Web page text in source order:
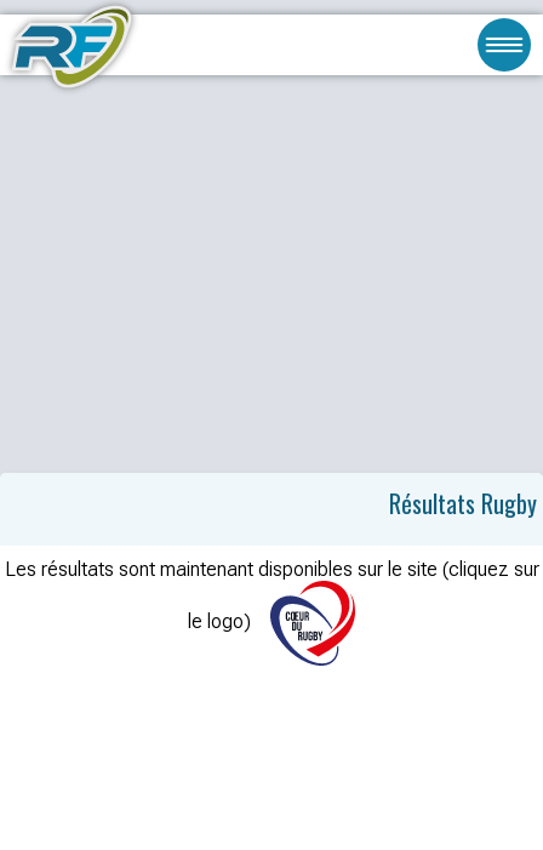
Résultats Rugby
Les résultats sont maintenant disponibles sur le site (cliquez sur
le logo)